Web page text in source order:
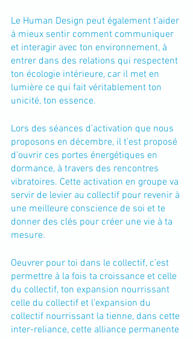
Le Human Design peut également t’aider
à mieux sentir comment communiquer
et interagir avec ton environnement, à
entrer dans des relations qui respectent
ton écologie intérieure, car il met en
lumière ce qui fait véritablement ton
unicité, ton essence.
Lors des séances d’activation que nous
proposons en décembre, il t’est proposé
d’ouvrir ces portes énergétiques en
dormance, à travers des rencontres
vibratoires. Cette activation en groupe va
servir de levier au collectif pour revenir à
une meilleure conscience de soi et te
donner des clés pour créer une vie à ta
mesure.
Oeuvrer pour toi dans le collectif, c’est
permettre à la fois ta croissance et celle
du collectif, ton expansion nourrissant
celle du collectif et l’expansion du
collectif nourrissant la tienne, dans cette
inter-reliance, cette alliance permanente